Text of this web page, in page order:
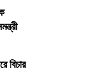
বিচার